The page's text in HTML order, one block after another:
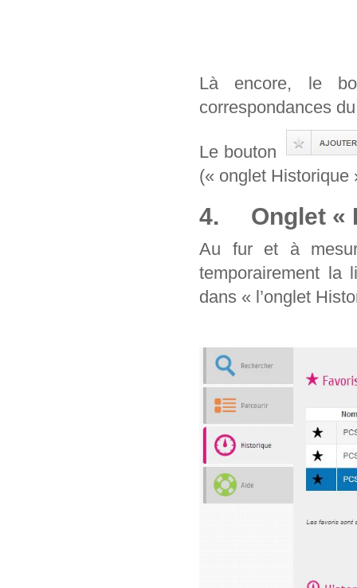
Là encore, le
correspondances
Le bouton
(« onglet Historique
4. Onglet «
Au fur et à
temporairement la
dans « l’onglet